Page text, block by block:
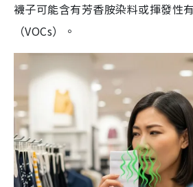
襪子可能含有芳香胺染料或揮發性
（VOCs）。